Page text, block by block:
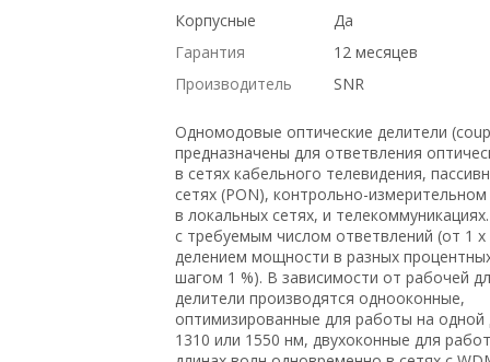
Корпусные
Да
Гарантия
12 месяцев
Производитель
SNR
Одномодовые оптические делители
предназначены для ответвления
в сетях кабельного телевидения,
сетях (PON), контрольно-
в локальных сетях, и
с требуемым числом ответвлений (от 1 х
делением мощности в разных
шагом 1 %). В зависимости от рабочей
делители производятся однооконные,
оптимизированные для работы на одной
1310 или 1550 нм, двухоконные для